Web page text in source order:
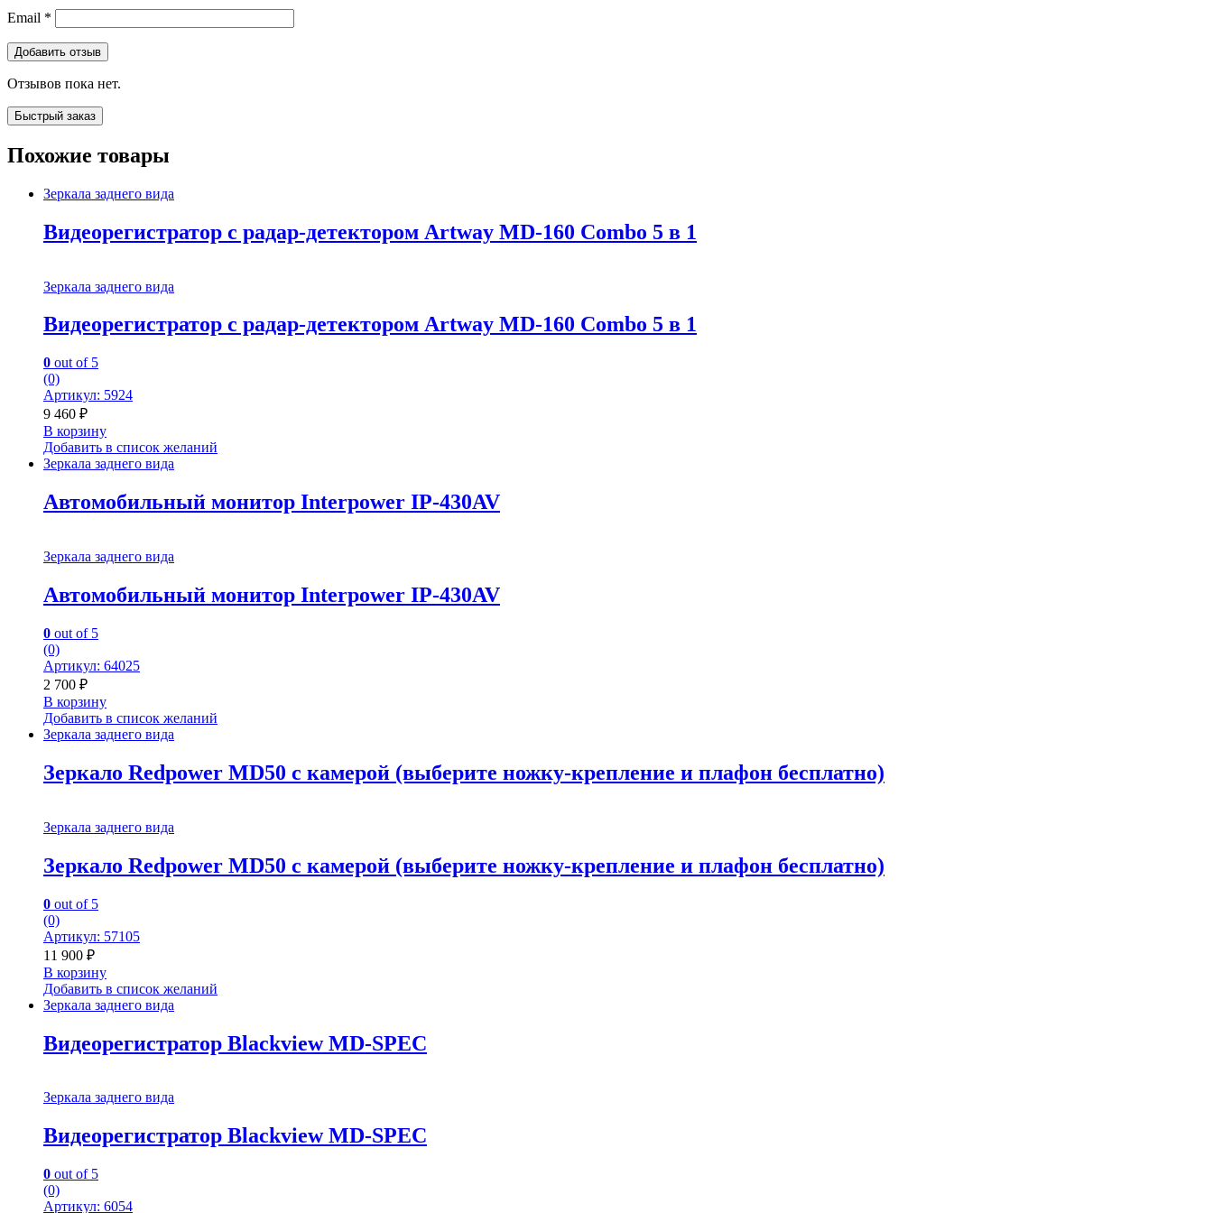
Email *
Отзывов пока нет.
Быстрый заказ
Похожие товары
Зеркала заднего вида
Видеорегистратор с радар-детектором Artway MD-160 Combo 5 в 1
Зеркала заднего вида
Видеорегистратор с радар-детектором Artway MD-160 Combo 5 в 1
0 out of 5
(0)
Артикул: 5924
9 460 ₽
В корзину
Добавить в список желаний
Зеркала заднего вида
Автомобильный монитор Interpower IP-430AV
Зеркала заднего вида
Автомобильный монитор Interpower IP-430AV
0 out of 5
(0)
Артикул: 64025
2 700 ₽
В корзину
Добавить в список желаний
Зеркала заднего вида
Зеркало Redpower MD50 с камерой (выберите ножку-крепление и плафон бесплатно)
Зеркала заднего вида
Зеркало Redpower MD50 с камерой (выберите ножку-крепление и плафон бесплатно)
0 out of 5
(0)
Артикул: 57105
11 900 ₽
В корзину
Добавить в список желаний
Зеркала заднего вида
Видеорегистратор Blackview MD-SPEC
Зеркала заднего вида
Видеорегистратор Blackview MD-SPEC
0 out of 5
(0)
Артикул: 6054